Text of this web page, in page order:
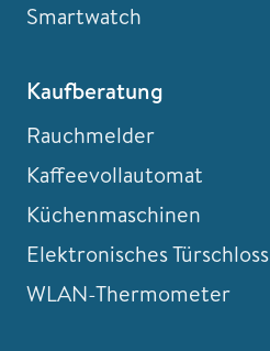
Smartwatch
Kaufberatung
Rauchmelder
Kaffeevollautomat
Küchenmaschinen
Elektronisches Türschloss
WLAN-Thermometer